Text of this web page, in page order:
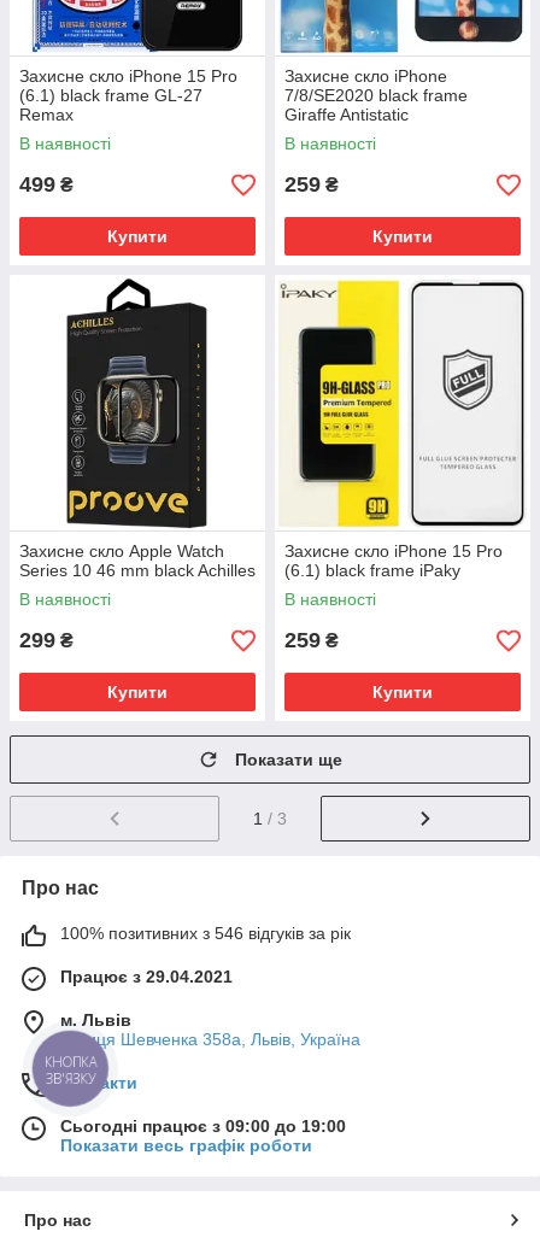
Захисне скло iPhone 15 Pro
(6.1) black frame GL-27
Remax
В наявності
499 ₴
Купити
Захисне скло iPhone
7/8/SE2020 black frame
Giraffe Antistatic
В наявності
259 ₴
Купити
Захисне скло Apple Watch
Series 10 46 mm black Achilles
В наявності
299 ₴
Купити
Захисне скло iPhone 15 Pro
(6.1) black frame iPaky
В наявності
259 ₴
Купити
Показати ще
1 / 3
Про нас
100% позитивних з 546 відгуків за рік
Працює з 29.04.2021
м. Львів
вулиця Шевченка 358а, Львів, Україна
Контакти
Сьогодні працює з 09:00 до 19:00
Показати весь графік роботи
Про нас
КНОПКА
ЗВ'ЯЗКУ